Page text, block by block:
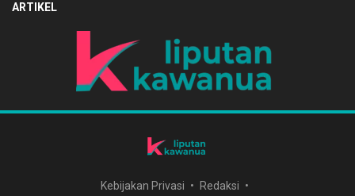
ARTIKEL
Kebijakan Privasi Redaksi